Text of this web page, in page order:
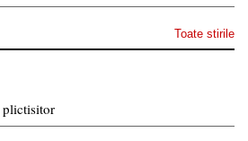
Toate stirile
plictisitor